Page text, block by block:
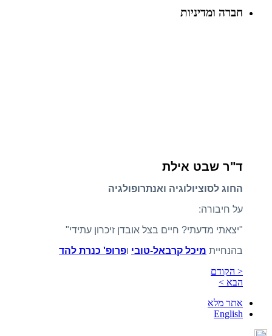
חברה ומדיניות
ד"ר שבט אילת
החוג לסוציולוגיה ואנתרופולגיה
על חיבורה:
"יצאתי מדעתי? חיים בצל אובדן זיכרון עתידי"
בהנחיית מיכל קרבאל-טובי ופרופ' כנרת להד
< הקודם
הבא >
אתר מלא
English